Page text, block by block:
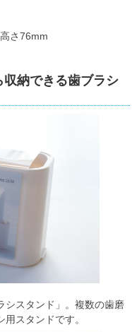
さ76mm
納できる歯ブラシ
シスタンド」。複数の歯磨
スタンドです。